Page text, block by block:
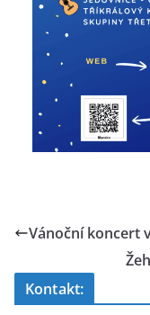
Vánoční koncert
Kontakt: